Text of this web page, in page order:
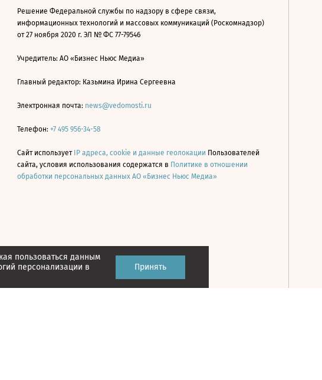
пользоваться данным
персонализации в
Принять
Решение Федеральной службы по надзору в сфере связи,
информационных технологий и массовых коммуникаций (Роскомнадзор)
от 27 ноября 2020 г. ЭЛ № ФС 77-79546
Учредитель: АО «Бизнес Ньюс Медиа»
Главный редактор: Казьмина Ирина Сергеевна
Электронная почта: news@vedomosti.ru
Телефон: +7 495 956-34-58
Сайт использует IP адреса, cookie и данные геолокации Пользователей
сайта, условия использования содержатся в Политике в отношении
обработки персональных данных АО «Бизнес Ньюс Медиа»